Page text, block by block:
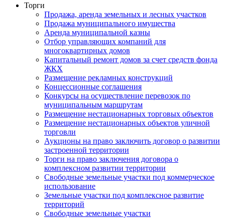
Торги
Продажа, аренда земельных и лесных участков
Продажа муниципального имущества
Аренда муниципальной казны
Отбор управляющих компаний для
многоквартирных домов
Капитальный ремонт домов за счет средств фонда
ЖКХ
Размещение рекламных конструкций
Концессионные соглашения
Конкурсы на осуществление перевозок по
муниципальным маршрутам
Размещение нестационарных торговых объектов
Размещение нестационарных объектов уличной
торговли
Аукционы на право заключить договор о развитии
застроенной территории
Торги на право заключения договора о
комплексном развитии территории
Свободные земельные участки под коммерческое
использование
Земельные участки под комплексное развитие
территорий
Свободные земельные участки